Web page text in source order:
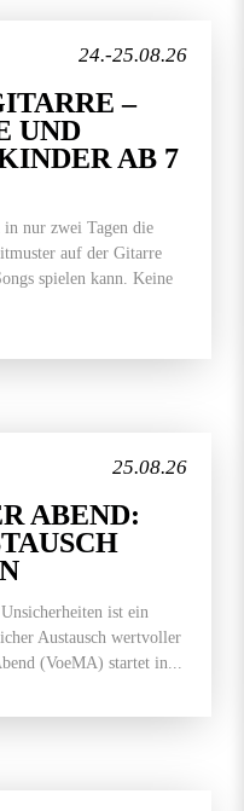
24.-25.08.26
–
UND
AB 7
nur zwei Tagen die
auf der Gitarre
spielen kann. Keine
25.08.26
ABEND:
ist ein
Austausch wertvoller
(VoeMA) startet in...